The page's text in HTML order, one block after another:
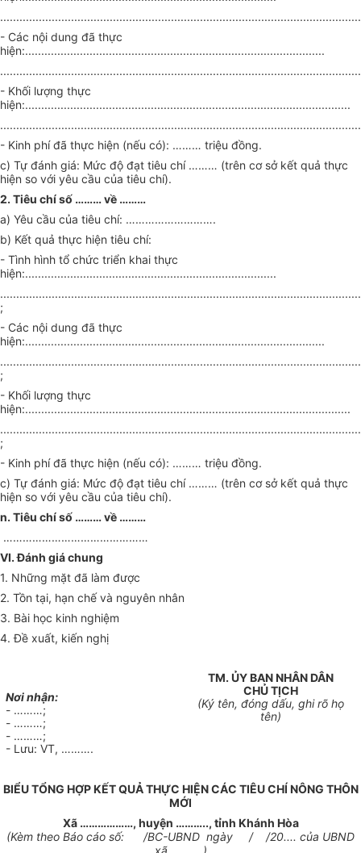
- Các nội dung đã thực
hiện:.............................................................................................
- Khối lượng thực
hiện:.....................................................................................................
- Kinh phí đã thực hiện (nếu có): ……… triệu đồng.
c) Tự đánh giá: Mức độ đạt tiêu chí……… (trên cơ sở kết quả thực
hiện so với yêu cầu của tiêu chí).
2. Tiêu chí số ………về ………
a) Yêu cầu của tiêu chí: ……………………….
b) Kết quả thực hiện tiêu chí:
- Tình hình tổ chức triển khai thực
hiện:..............................................................................
;
- Các nội dung đã thực
hiện:.............................................................................................
;
- Khối lượng thực
hiện:.....................................................................................................
;
- Kinh phí đã thực hiện (nếu có): ……… triệu đồng.
c) Tự đánh giá: Mức độ đạt tiêu chí……… (trên cơ sở kết quả thực
hiện so với yêu cầu của tiêu chí).
n. Tiêu chí số ………về ………
………………………………………
VI. Đánh giá chung
1. Những mặt đã làm được
2. Tồn tại, hạn chế và nguyên nhân
3. Bài học kinh nghiệm
4. Đề xuất, kiến nghị
Nơi nhận:
- ………;
- ………;
- ………;
- Lưu: VT, ……….
TM. ỦYBAN NHÂN DÂN
CHỦ TỊCH
(Ký tên, đóng dấu, ghi rõ họ
tên)
BIỂU TỔNG HỢP KẾT QUẢ THỰC HIỆN CÁC TIÊU CHÍ NÔNG THÔN
MỚI
Xã ………………, huyện ……….., tỉnh Khánh Hòa
(Kèm theo Báo cáo số:
/BC-UBND ngày /
/20.... của UBND
xã……….. )